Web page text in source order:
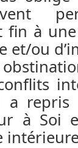
fin à
et/ou
repris
à Soi